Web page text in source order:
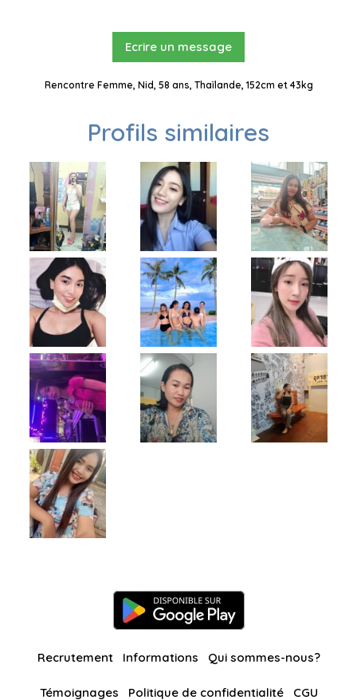
Ecrire un message
Rencontre Femme, Nid, 58 ans, Thaïlande, 152cm et 43kg
Profils similaires
Recrutement Informations Qui sommes-nous?
Témoignages Politique de confidentialité CGU